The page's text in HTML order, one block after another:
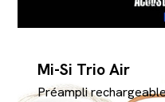
Mi-Si Trio Air
Préampli